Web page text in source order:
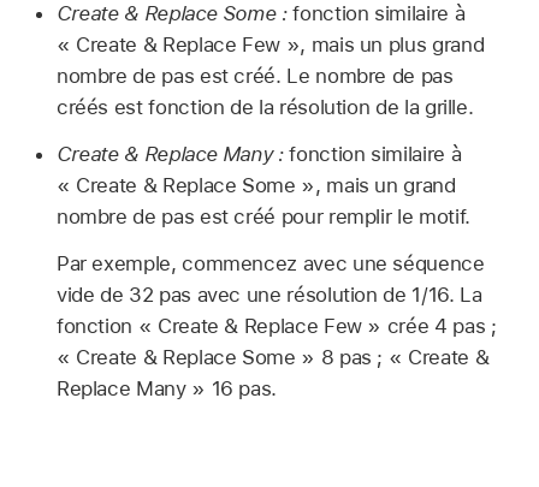
Create & Replace Some :fonction similaire à
« Create & Replace Few », mais un plus grand
nombre de pas est créé. Le nombre de pas
créés est fonction de la résolution de la grille.
Create & Replace Many :fonction similaire à
« Create & Replace Some », mais un grand
nombre de pas est créé pour remplir le motif.
Par exemple, commencez avec une séquence
vide de 32 pas avec une résolution de 1/16. La
fonction « Create & Replace Few » crée 4 pas ;
« Create & Replace Some » 8 pas ; « Create &
Replace Many » 16 pas.